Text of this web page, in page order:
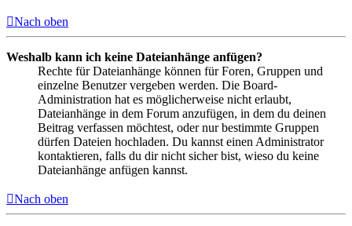
Nach oben
Weshalb kann ich keine Dateianhänge anfügen?
Rechte für Dateianhänge können für Foren, Gruppen und
einzelne Benutzer vergeben werden. Die Board-
Administration hat es möglicherweise nicht erlaubt,
Dateianhänge in dem Forum anzufügen, in dem du deinen
Beitrag verfassen möchtest, oder nur bestimmte Gruppen
dürfen Dateien hochladen. Du kannst einen Administrator
kontaktieren, falls du dir nicht sicher bist, wieso du keine
Dateianhänge anfügen kannst.
Nach oben